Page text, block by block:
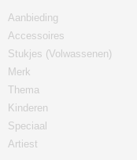
Aanbieding
Accessoires
Stukjes (Volwassenen)
Merk
Thema
Kinderen
Speciaal
Artiest